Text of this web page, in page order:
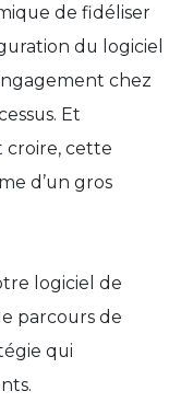
de fidéliser
du logiciel
chez
Et
croire, cette
d’un gros
logiciel de
parcours de
qui